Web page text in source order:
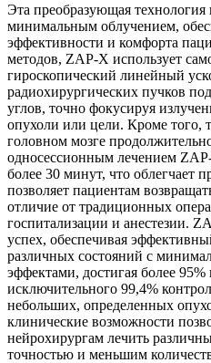
Эта преобразующая технология
минимальным облучением,
эффективности и комфорта
методов, ZAP-X использует
гироскопический линейный
радиохирургических пучков
углов, точно фокусируя
опухоли или цели. Кроме того,
головном мозге
односессионным лечением
более 30 минут, что облегчает
позволяет пациентам
отличие от традиционных
госпитализации и анестезии.
успех, обеспечивая
различных состояний с
эффектами, достигая более 95%
исключительного 99,4%
небольших, определенных
клинические возможности
нейрохирургам лечить
точностью и меньшим